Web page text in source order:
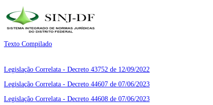
Texto Compilado
Legislação Correlata - Decreto 43752 de 12/09/2022
Legislação Correlata - Decreto 44607 de 07/06/2023
Legislação Correlata - Decreto 44608 de 07/06/2023